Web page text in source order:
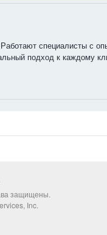
специалисты с
подход к каждому
защищены.
Inc.